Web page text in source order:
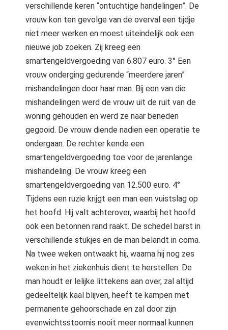
verschillende keren “ontuchtige handelingen”. De
vrouw kon ten gevolge van de overval een tijdje
niet meer werken en moest uiteindelijk ook een
nieuwe job zoeken. Zij kreeg een
smartengeldvergoeding van 6.807 euro. 3° Een
vrouw onderging gedurende “meerdere jaren”
mishandelingen door haar man. Bij een van die
mishandelingen werd de vrouw uit de ruit van de
woning gehouden en werd ze naar beneden
gegooid. De vrouw diende nadien een operatie te
ondergaan. De rechter kende een
smartengeldvergoeding toe voor de jarenlange
mishandeling. De vrouw kreeg een
smartengeldvergoeding van 12.500 euro. 4°
Tijdens een ruzie krijgt een man een vuistslag op
het hoofd. Hij valt achterover, waarbij het hoofd
ook een betonnen rand raakt. De schedel barst in
verschillende stukjes en de man belandt in coma.
Na twee weken ontwaakt hij, waarna hij nog zes
weken in het ziekenhuis dient te herstellen. De
man houdt er lelijke littekens aan over, zal altijd
gedeeltelijk kaal blijven, heeft te kampen met
permanente gehoorschade en zal door zijn
evenwichtsstoornis nooit meer normaal kunnen